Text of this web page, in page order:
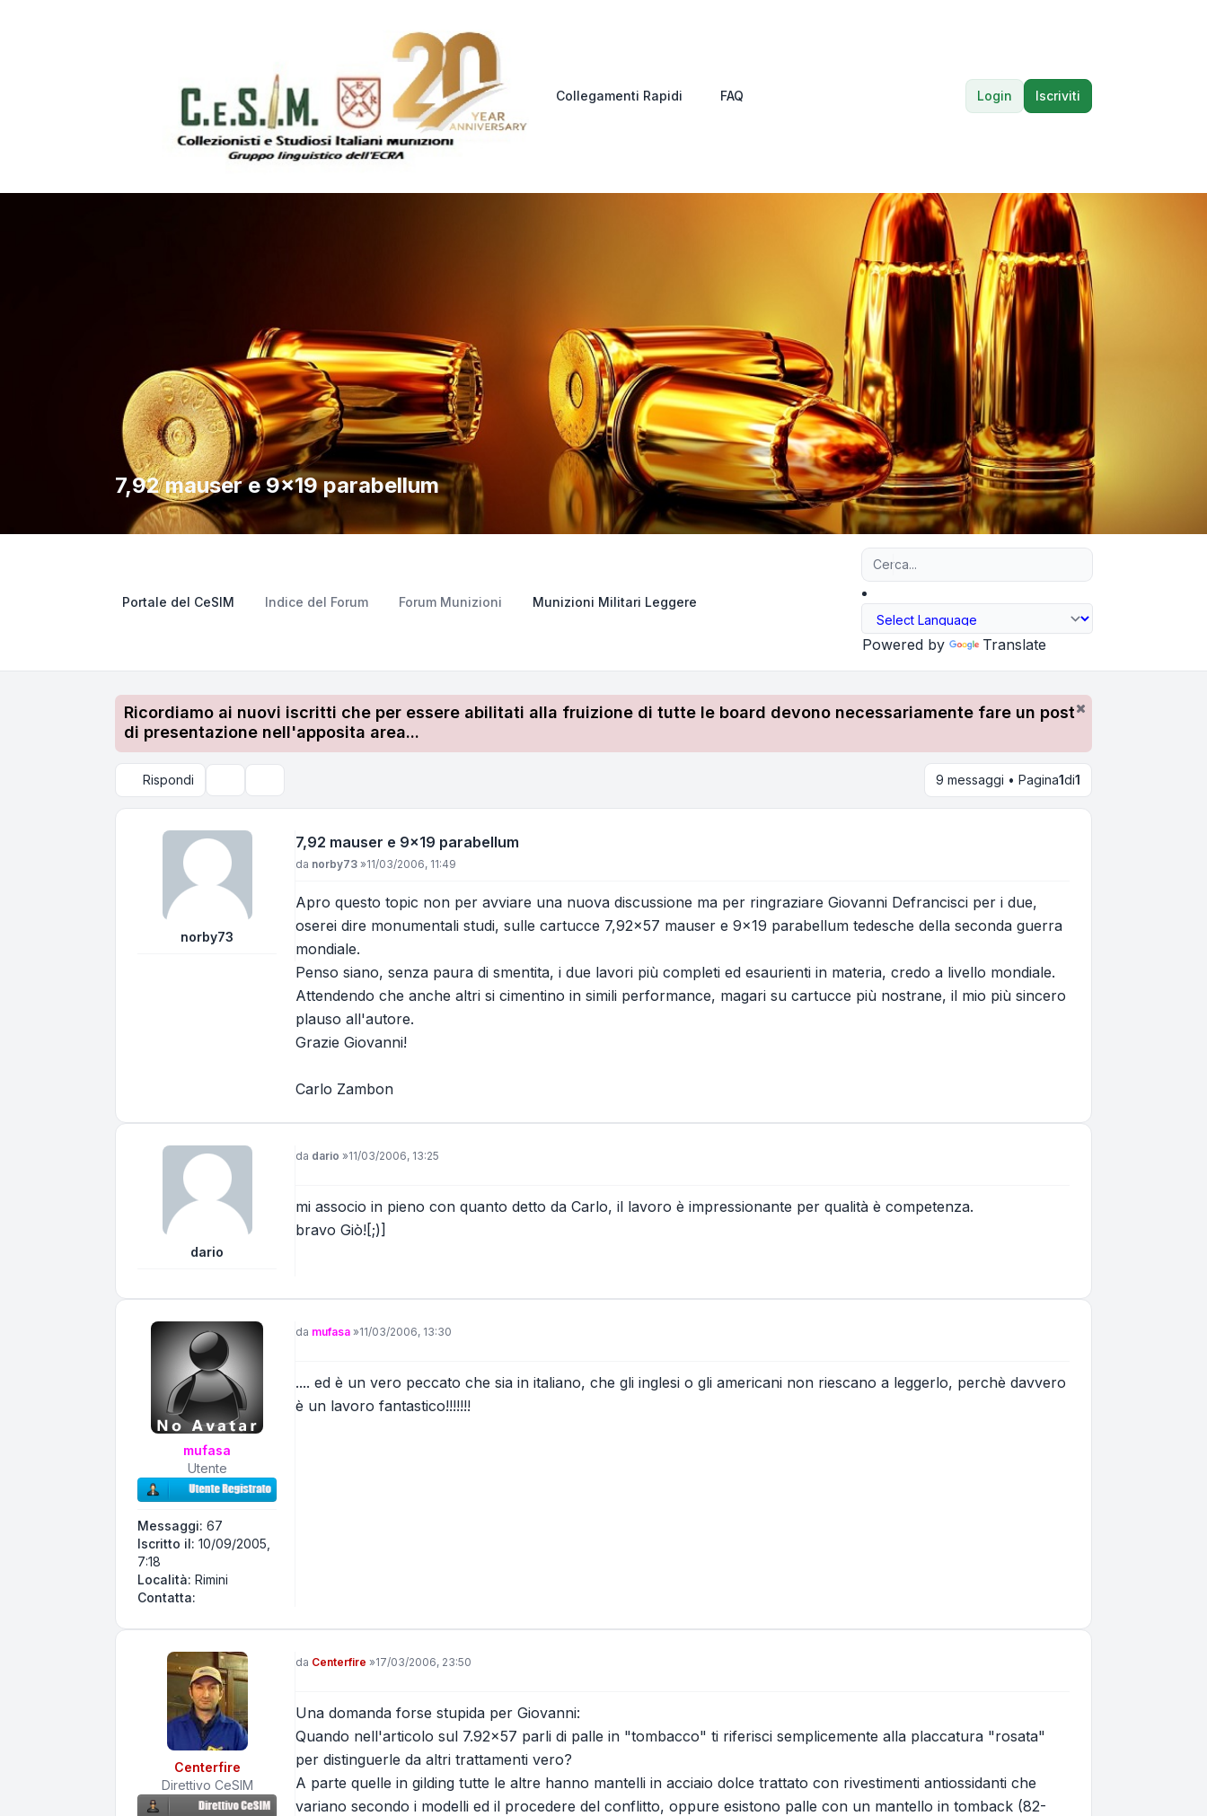
Collegamenti Rapidi FAQ Login Iscriviti
7,92 mauser e 9x19 parabellum
Portale del CeSIM Indice del Forum Forum Munizioni Munizioni Militari Leggere
Powered by Translate
Ricordiamo ai nuovi iscritti che per essere abilitati alla fruizione di tutte le board devono necessariamente fare un post
di presentazione nell'apposita area...
Rispondi 9 messaggi • Pagina1di1
norby73
7,92 mauser e 9x19 parabellum
Messaggio
da norby73 »11/03/2006, 11:49
Apro questo topic non per avviare una nuova discussione ma per ringraziare Giovanni Defrancisci per i due,
oserei dire monumentali studi, sulle cartucce 7,92x57 mauser e 9x19 parabellum tedesche della seconda guerra
mondiale.
Penso siano, senza paura di smentita, i due lavori più completi ed esaurienti in materia, credo a livello mondiale.
Attendendo che anche altri si cimentino in simili performance, magari su cartucce più nostrane, il mio più sincero
plauso all'autore.
Grazie Giovanni!
Carlo Zambon
dario
Messaggio
da dario »11/03/2006, 13:25
mi associo in pieno con quanto detto da Carlo, il lavoro è impressionante per qualità è competenza.
bravo Giò![;)]
mufasa
Utente
Messaggi: 67
Iscritto il: 10/09/2005,
7:18
Località: Rimini
Contatta:
Messaggio
da mufasa »11/03/2006, 13:30
.... ed è un vero peccato che sia in italiano, che gli inglesi o gli americani non riescano a leggerlo, perchè davvero
è un lavoro fantastico!!!!!!!
Centerfire
Direttivo CeSIM
Messaggio
da Centerfire »17/03/2006, 23:50
Una domanda forse stupida per Giovanni:
Quando nell'articolo sul 7.92x57 parli di palle in "tombacco" ti riferisci semplicemente alla placcatura "rosata"
per distinguerle da altri trattamenti vero?
A parte quelle in gilding tutte le altre hanno mantelli in acciaio dolce trattato con rivestimenti antiossidanti che
variano secondo i modelli ed il procedere del conflitto, oppure esistono palle con un mantello in tomback (82-